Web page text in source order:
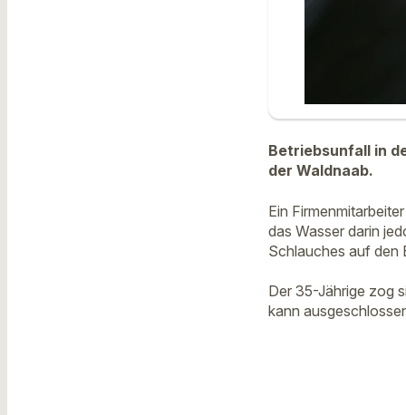
Betriebsunfall in
der Waldnaab.
Ein
das Wasser darin
Schlauches auf den
Der 35-Jährige zog
kann